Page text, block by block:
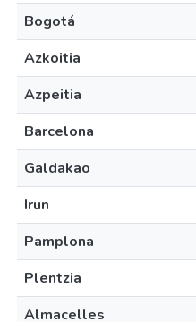
Bogotá
Azkoitia
Azpeitia
Barcelona
Galdakao
Irun
Pamplona
Plentzia
Almacelles